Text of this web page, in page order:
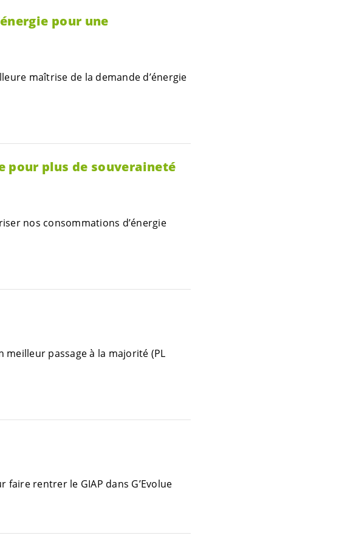
pour une
maîtrise de la demande d’énergie
pour plus de souveraineté
nos consommations d’énergie
passage à la majorité (PL
rentrer le GIAP dans G’Evolue